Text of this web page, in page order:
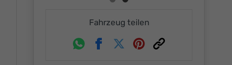
Fahrzeug teilen
WhatsappFacebookTwitterPinterest
Link